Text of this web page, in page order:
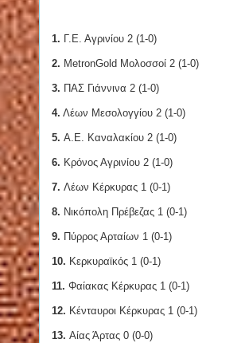
1. Γ.Ε. Αγρινίου 2 (1-0)
2. MetronGold Μολοσσοί 2 (1-0)
3. ΠΑΣ Γιάννινα 2 (1-0)
4. Λέων Μεσολογγίου 2 (1-0)
5. Α.Ε. Καναλακίου 2 (1-0)
6. Κρόνος Αγρινίου 2 (1-0)
7. Λέων Κέρκυρας 1 (0-1)
8. Νικόπολη Πρέβεζας 1 (0-1)
9. Πύρρος Αρταίων 1 (0-1)
10. Κερκυραϊκός 1 (0-1)
11. Φαίακας Κέρκυρας 1 (0-1)
12. Κένταυροι Κέρκυρας 1 (0-1)
13. Αίας Άρτας 0 (0-0)